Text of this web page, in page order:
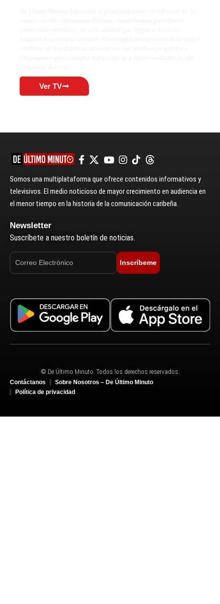
Ver TV
Somos una multiplataforma que ofrece contenidos informativos y
televisivos. El medio noticioso de mayor crecimiento en audiencia en
el menor tiempo en la historia de la comunicación caribeña.
Newsletter
Suscríbete a nuestro boletín de noticias.
Inscríbeme
© De Último Minuto. Todos los derechos reservados.
Contáctanos
Sobre Nosotros – De Último Minuto
Política de privacidad